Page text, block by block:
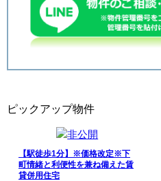
ピックアップ物件
【駅徒歩1分】※価格改定※下
町情緒と利便性を兼ね備えた賃
貸併用住宅